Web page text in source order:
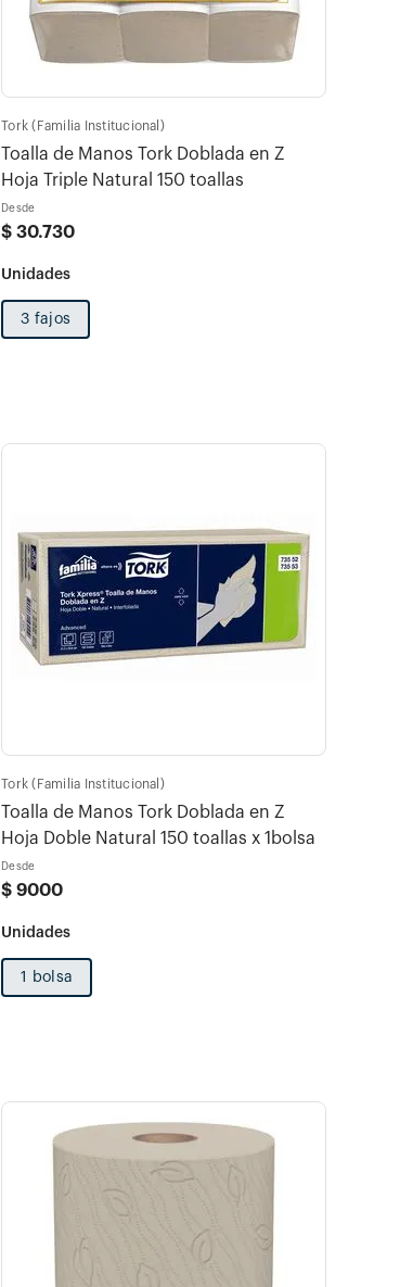
Tork (Familia Institucional)
Toalla de Manos Tork Doblada en Z
Hoja Triple Natural 150 toallas
Desde
$ 30.730
3 fajos
Tork (Familia Institucional)
Toalla de Manos Tork Doblada en Z
Hoja Doble Natural 150 toallas x 1bolsa
Desde
$ 9000
1 bolsa